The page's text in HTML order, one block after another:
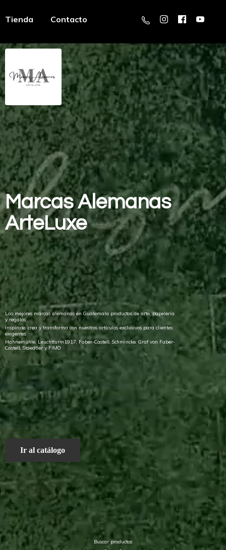
Tienda Contacto
MarcasAlemanas
ArteLuxe
Las mejores marcas alemanas en Guatemala productos de arte, papelería
y regalos
Inspírate, crea y transforma con nuestros artículos exclusivos para clientes
exigentes
Hahnemühle, Leuchtturm1917, Faber-Castell, Schmincke, Graf von Faber-
Castell, Staedtler y FIMO
Ir al catálogo
Buscar productos